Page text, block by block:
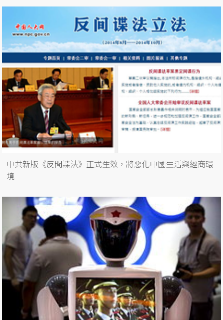
中共新版《反間諜法》正式生效，將惡化中國生活與經商環
境